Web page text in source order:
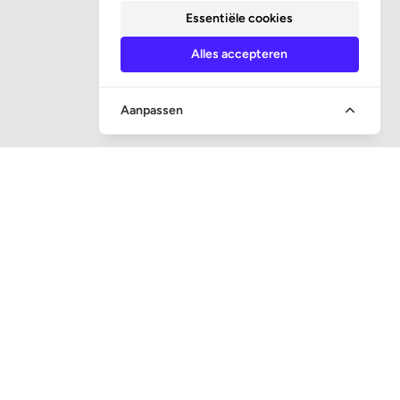
Essentiële cookies
Alles accepteren
Aanpassen